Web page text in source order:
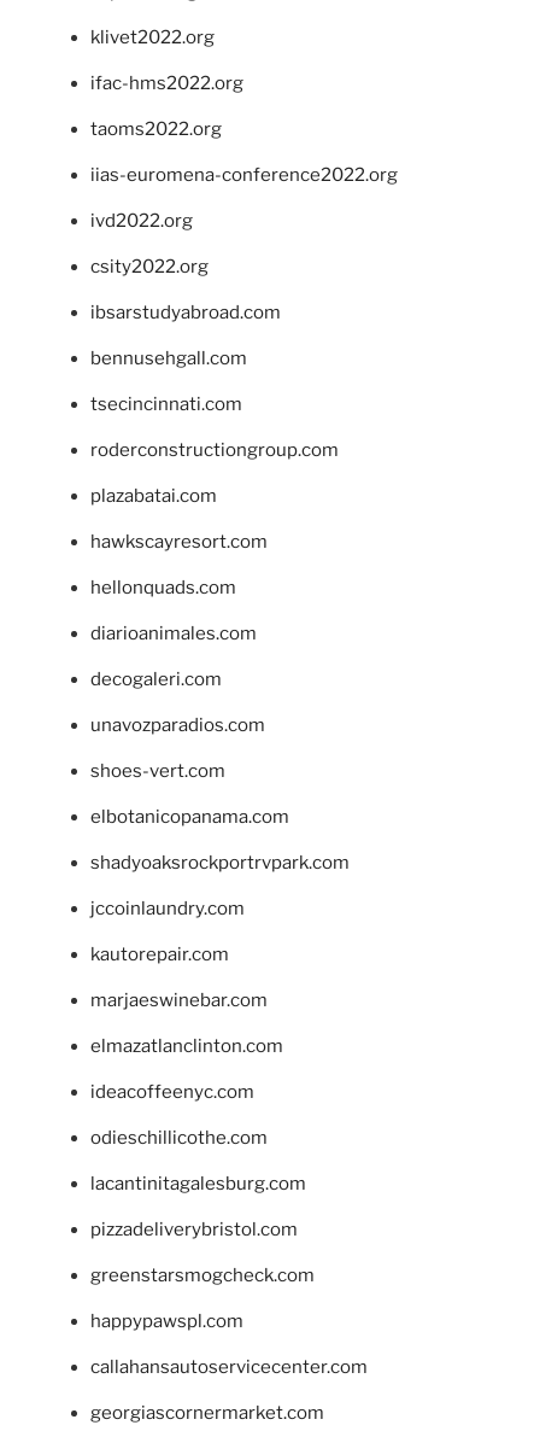
klivet2022.org
ifac-hms2022.org
taoms2022.org
iias-euromena-conference2022.org
ivd2022.org
csity2022.org
ibsarstudyabroad.com
bennusehgall.com
tsecincinnati.com
roderconstructiongroup.com
plazabatai.com
hawkscayresort.com
hellonquads.com
diarioanimales.com
decogaleri.com
unavozparadios.com
shoes-vert.com
elbotanicopanama.com
shadyoaksrockportrvpark.com
jccoinlaundry.com
kautorepair.com
marjaeswinebar.com
elmazatlanclinton.com
ideacoffeenyc.com
odieschillicothe.com
lacantinitagalesburg.com
pizzadeliverybristol.com
greenstarsmogcheck.com
happypawspl.com
callahansautoservicecenter.com
georgiascornermarket.com